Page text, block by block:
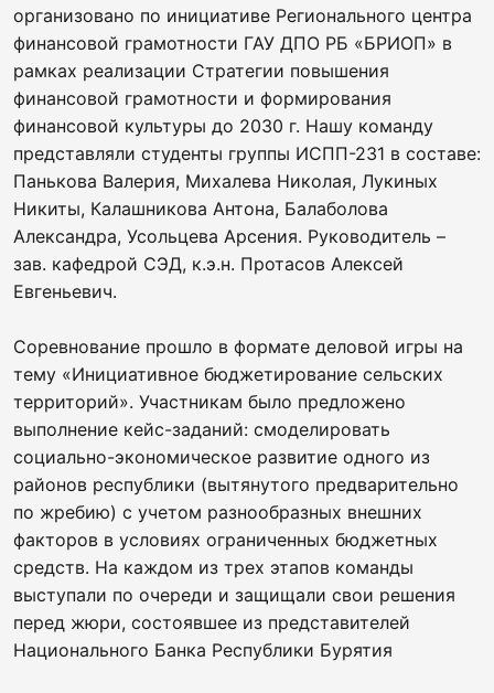
организовано по инициативе Регионального центра
финансовой грамотности ГАУ ДПО РБ «БРИОП» в
рамках реализации Стратегии повышения
финансовой грамотности и формирования
финансовой культуры до 2030 г. Нашу команду
представляли студенты группы ИСПП-231 в составе:
Панькова Валерия, Михалева Николая, Лукиных
Никиты, Калашникова Антона, Балаболова
Александра, Усольцева Арсения. Руководитель –
зав. кафедрой СЭД, к.э.н. Протасов Алексей
Евгеньевич.
Соревнование прошло в формате деловой игры на
тему «Инициативное бюджетирование сельских
территорий». Участникам было предложено
выполнение кейс-заданий: смоделировать
социально-экономическое развитие одного из
районов республики (вытянутого предварительно
по жребию) с учетом разнообразных внешних
факторов в условиях ограниченных бюджетных
средств. На каждом из трех этапов команды
выступали по очереди и защищали свои решения
перед жюри, состоявшее из представителей
Национального Банка Республики Бурятия